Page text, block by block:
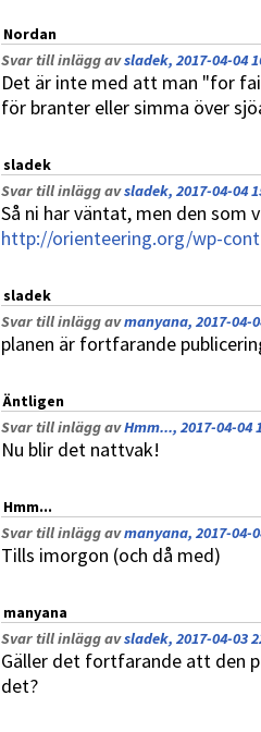
Nordan
Svar till inlägg avsladek, 2017-04-04
Det är inte med att man "for
för branter eller simma över
sladek
Svar till inlägg avsladek, 2017-04-04
Så ni har väntat, men den som
http://orienteering.org/wp-
sladek
Svar till inlägg avmanyana, 2017-04-
planen är fortfarande
Äntligen
Svar till inlägg avHmm..., 2017-04-04
Nu blir det nattvak!
Hmm...
Svar till inlägg avmanyana, 2017-04-
Tills imorgon (och då med)
manyana
Svar till inlägg avsladek, 2017-04-03
Gäller det fortfarande att den
det?